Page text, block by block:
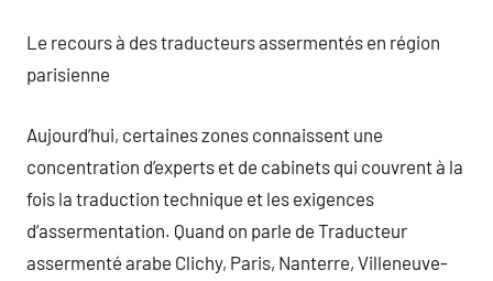
Le recours à des traducteurs assermentés en région
parisienne
Aujourd’hui, certaines zones connaissent une
concentration d’experts et de cabinets qui couvrent à la
fois la traduction technique et les exigences
d’assermentation. Quand on parle de Traducteur
assermenté arabe Clichy, Paris, Nanterre, Villeneuve-